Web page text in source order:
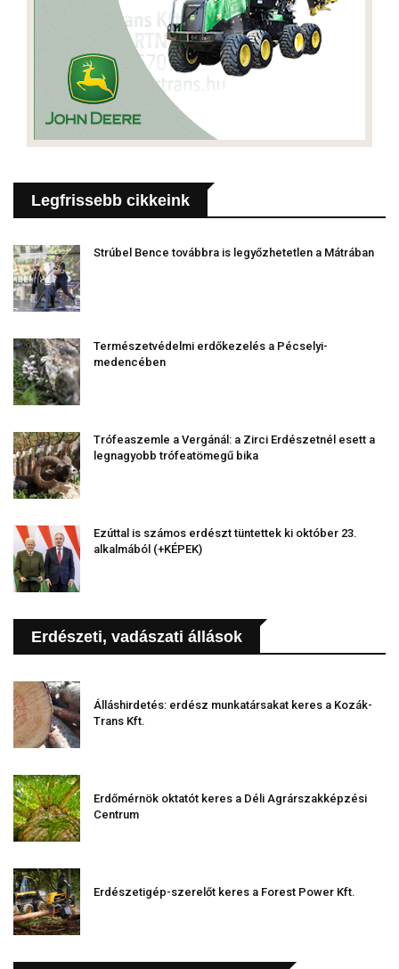
Legfrissebb cikkeink
Strúbel Bence továbbra is legyőzhetetlen a Mátrában
Természetvédelmi erdőkezelés a Pécselyi-
medencében
Trófeaszemle a Vergánál: a Zirci Erdészetnél esett a
legnagyobb trófeatömegű bika
Ezúttal is számos erdészt tüntettek ki október 23.
alkalmából (+KÉPEK)
Erdészeti, vadászati állások
Álláshirdetés: erdész munkatársakat keres a Kozák-
Trans Kft.
Erdőmérnök oktatót keres a Déli Agrárszakképzési
Centrum
Erdészetigép-szerelőt keres a Forest Power Kft.